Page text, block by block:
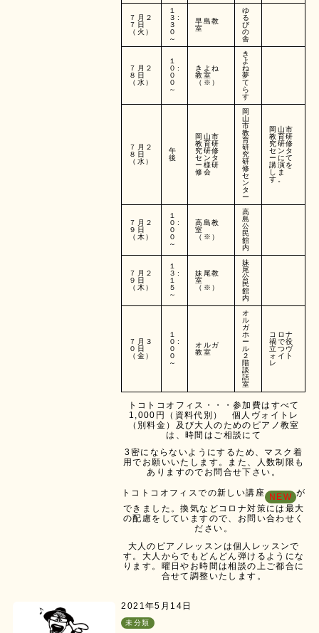
７月２
７日
（火）
１
３:
３
０
～
早島教
室
ゆ
る
び
の
舎
７月２
８日
（水）
１
０:
０
０
～
きよね
教室
（※）
き
よ
ね
夢
て
ら
す
７月２
８日
（水）
午
後
岡山市
教育研
究研修
センタ
ー様研
修会
岡
山
市
教
育
研
究
研
修
セ
ン
タ
ー
岡山市
教育研
究研修
センタ
ーにて
講演を
しま
す。
７月２
９日
（木）
１
０:
０
０
～
高島教
室
（※）
高
島
公
民
館
内
７月２
９日
（木）
１
３:
１
５
～
妹尾教
室
（※）
妹
尾
公
民
館
内
７月３
０日
（金）
１
０:
０
０
～
オルガ
教室
オ
ル
ガ
ホ
ー
ル
２
階
談
話
室
コロナ
禍で役
立つヴ
ォイト
レ
トコトコオフィス・・・参加費はすべて
1,000円（資料代別） 個人ヴォイトレ
（別料金）及び大人のためのピアノ教室
は、時間はご相談にて
3密にならないようにするため、マスク着
用でお願いいたします。また、人数制限も
ありますのでお問合せ下さい。
トコトコオフィスでの新しい講座 NEW が
できました。換気などコロナ対策には最大
の配慮をしていますので、お問い合わせく
ださい。
大人のピアノレッスンは個人レッスンで
す。大人からでもどんどん弾けるようにな
ります。曜日やお時間は相談の上ご都合に
合せて調整いたします。
2021年5月14日
未分類